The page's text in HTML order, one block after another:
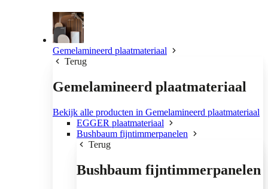
Gemelamineerd plaatmateriaal
Terug
Gemelamineerd plaatmateriaal
Bekijk alle producten in Gemelamineerd plaatmateriaal
EGGER plaatmateriaal
Bushbaum fijntimmerpanelen
Terug
Bushbaum fijntimmerpanelen